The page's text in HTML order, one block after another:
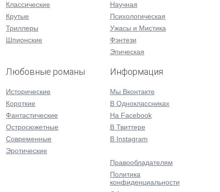
Классические
Крутые
Триллеры
Шпионские
Научная
Психологическая
Ужасы и Мистика
Фэнтези
Эпическая
Любовные романы
Исторические
Короткие
Фантастические
Остросюжетные
Современные
Эротические
Информация
Мы Вконтакте
В Одноклассниках
На Facebook
В Твиттере
В Instagram
Правообладателям
Политика
конфиденциальности